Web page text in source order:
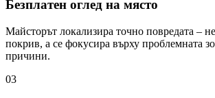
Безплатен оглед на място
Майсторът локализира точно повредата –
покрив, а се фокусира върху проблемната
причини.
03